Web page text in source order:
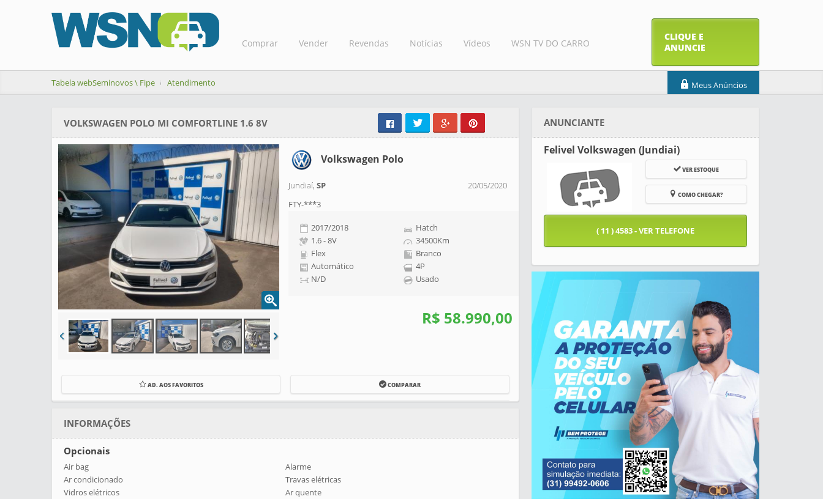
Comprar Vender Revendas Notícias Vídeos WSN TV DO CARRO
CLIQUE E
ANUNCIE
Tabela webSeminovos \ Fipe Atendimento Meus Anúncios
VOLKSWAGEN POLO MI COMFORTLINE 1.6 8V
Volkswagen Polo
Jundiaí, SP
20/05/2020
FTY-***3
2017/2018
1.6 - 8V
Flex
Automático
N/D
Hatch
34500Km
Branco
4P
Usado
R$ 58.990,00
AD. AOS FAVORITOS COMPARAR
INFORMAÇÕES
Opcionais
Air bag
Alarme
Ar condicionado
Travas elétricas
Vidros elétricos
Ar quente
ANUNCIANTE
Felivel Volkswagen (Jundiai)
VER ESTOQUE
COMO CHEGAR?
( 11 ) 4583 - VER TELEFONE